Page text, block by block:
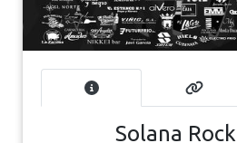
Solana